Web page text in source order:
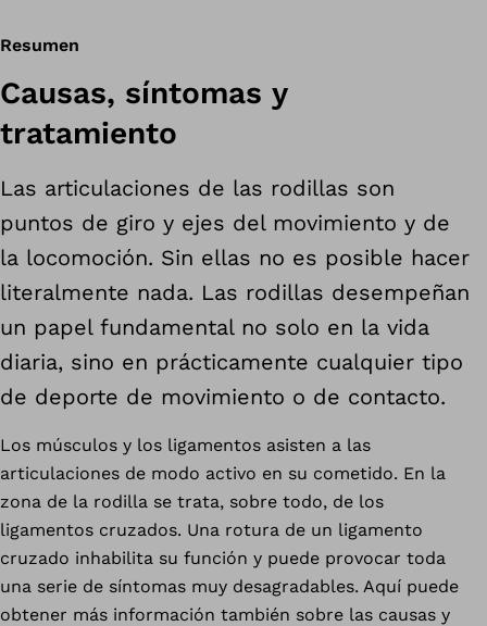
Resumen
Causas, síntomas y
tratamiento
Las articulaciones de las rodillas son
puntos de giro y ejes del movimiento y de
la locomoción. Sin ellas no es posible hacer
literalmente nada. Las rodillas desempeñan
un papel fundamental no solo en la vida
diaria, sino en prácticamente cualquier tipo
de deporte de movimiento o de contacto.
Los músculos y los ligamentos asisten a las
articulaciones de modo activo en su cometido. En la
zona de la rodilla se trata, sobre todo, de los
ligamentos cruzados. Una rotura de un ligamento
cruzado inhabilita su función y puede provocar toda
una serie de síntomas muy desagradables. Aquí puede
obtener más información también sobre las causas y